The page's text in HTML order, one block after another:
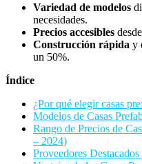
Variedad de modelos
necesidades.
Precios accesibles
Construcción rápida y
un 50%.
Índice
¿Por qué elegir casas
Modelos de Casas
Rango de Precios de
– 2024)
Proveedores